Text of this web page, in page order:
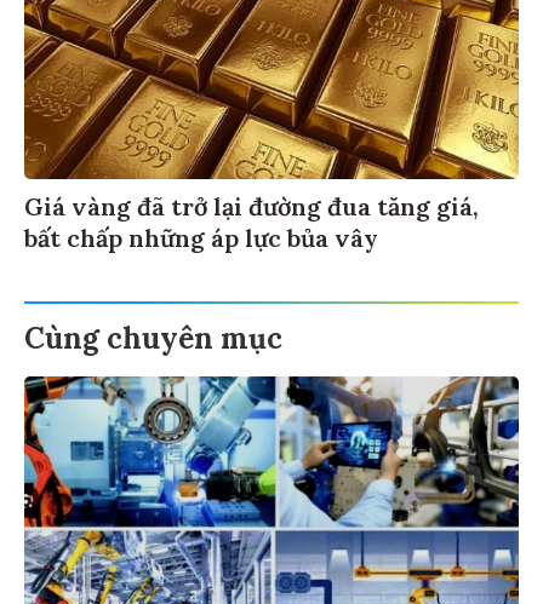
Giá vàng đã trở lại đường đua tăng giá,
bất chấp những áp lực bủa vây
Cùng chuyên mục